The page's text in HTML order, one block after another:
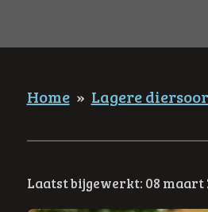
Home » Lagere
Laatst bijgewerkt: 08 maart